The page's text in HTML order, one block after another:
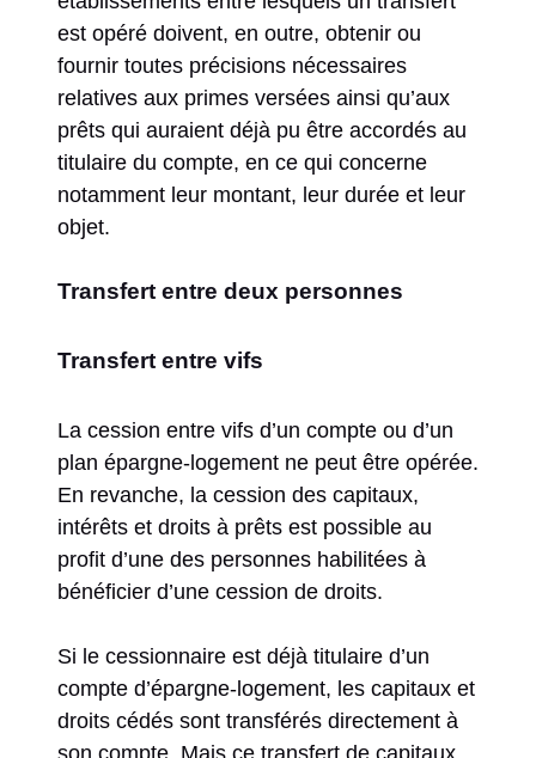
est opéré doivent, en outre, obtenir ou
fournir toutes précisions nécessaires
relatives aux primes versées ainsi qu’aux
prêts qui auraient déjà pu être accordés au
titulaire du compte, en ce qui concerne
notamment leur montant, leur durée et leur
objet.
Transfert entre deux personnes
Transfert entre vifs
La cession entre vifs d’un compte ou d’un
plan épargne-logement ne peut être opérée.
En revanche, la cession des capitaux,
intérêts et droits à prêts est possible au
profit d’une des personnes habilitées à
bénéficier d’une cession de droits.
Si le cessionnaire est déjà titulaire d’un
compte d’épargne-logement, les capitaux et
droits cédés sont transférés directement à